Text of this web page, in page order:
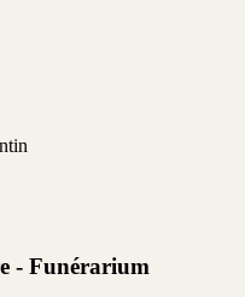
- Funérarium